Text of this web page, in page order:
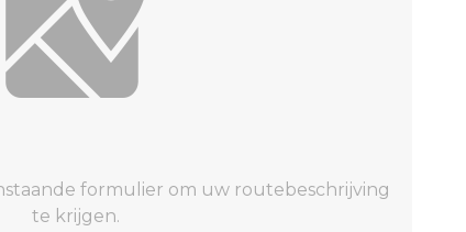
formulier om uw routebeschrijving
te krijgen.